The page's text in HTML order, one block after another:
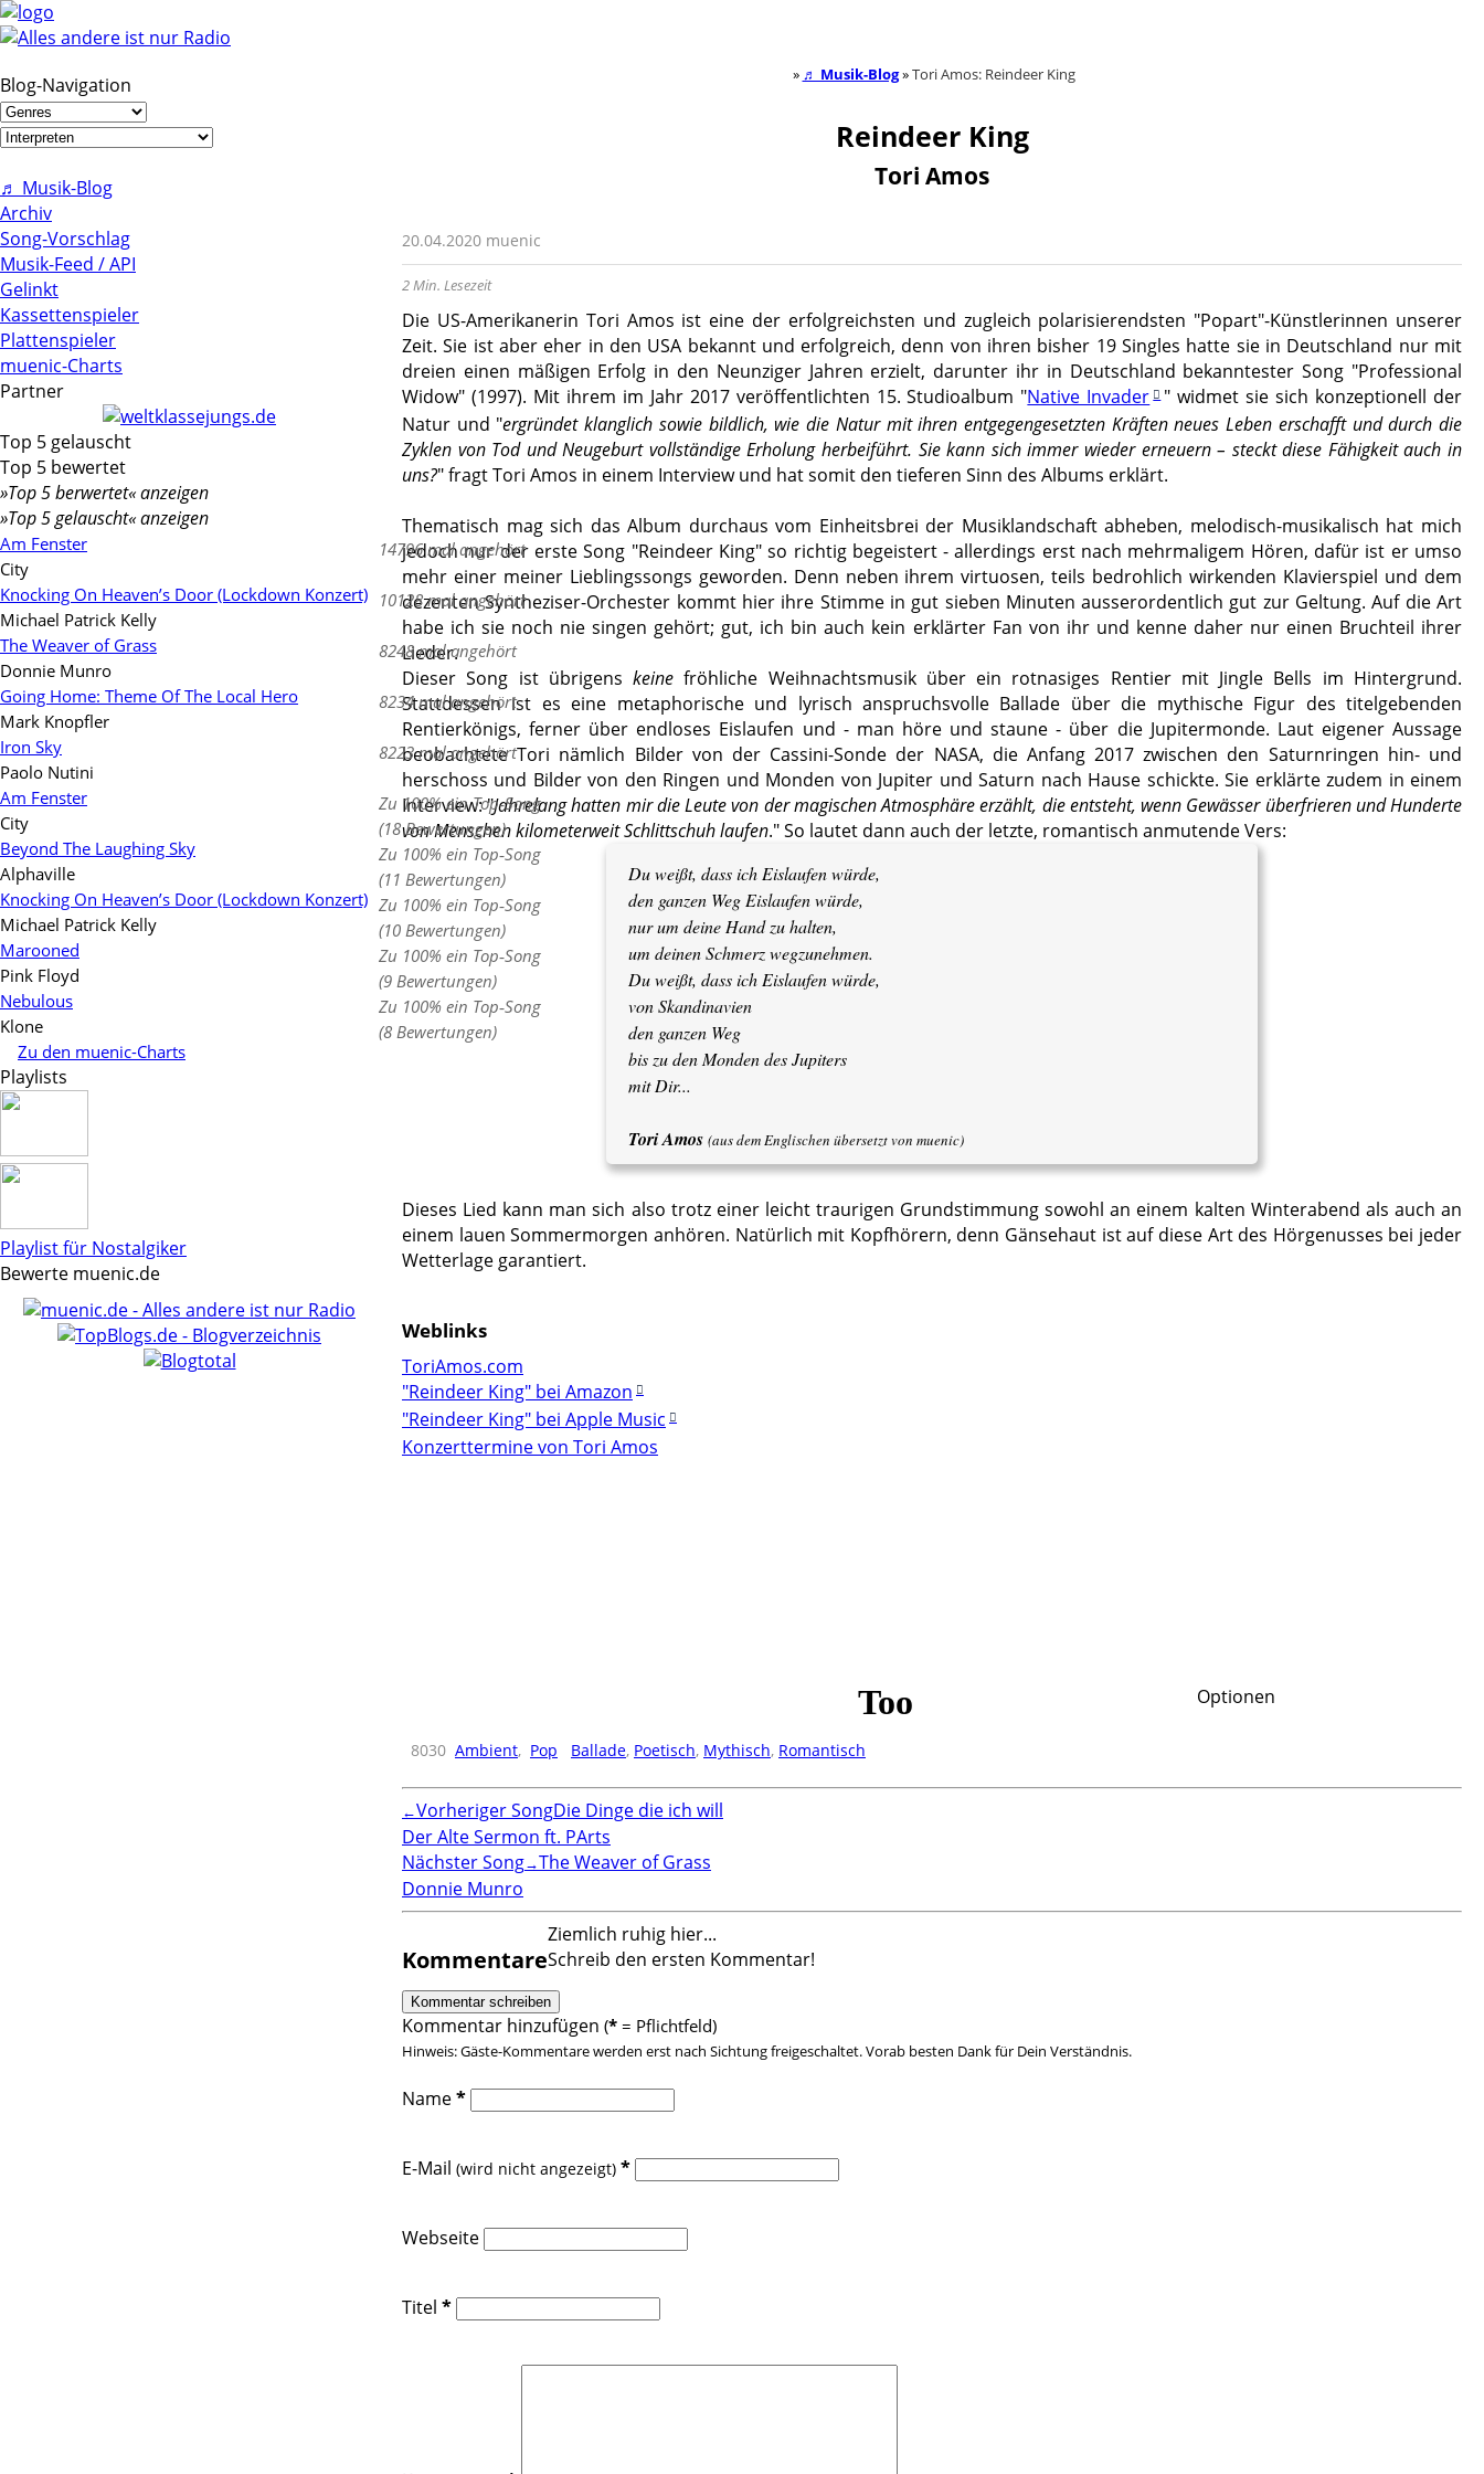
» ♬ Musik-Blog»Tori Amos: Reindeer King
Reindeer King
Tori Amos
20.04.2020 muenic
2 Min. Lesezeit
Die US-Amerikanerin Tori Amos ist eine der erfolgreichsten und zugleich polarisierendsten "Popart"-Künstlerinnen unserer
Zeit. Sie ist aber eher in den USA bekannt und erfolgreich, denn von ihren bisher 19 Singles hatte sie in Deutschland nur mit
dreien einen mäßigen Erfolg in den Neunziger Jahren erzielt, darunter ihr in Deutschland bekanntester Song "Professional
Widow" (1997). Mit ihrem im Jahr 2017 veröffentlichten 15. Studioalbum "Native Invader
" widmet sie sich konzeptionell der
Natur und "ergründet klanglich sowie bildlich, wie die Natur mit ihren entgegengesetzten Kräften neues Leben erschafft und durch die
Zyklen von Tod und Neugeburt vollständige Erholung herbeiführt. Sie kann sich immer wieder erneuern – steckt diese Fähigkeit auch in
uns?" fragt Tori Amos in einem Interview und hat somit den tieferen Sinn des Albums erklärt.
Thematisch mag sich das Album durchaus vom Einheitsbrei der Musiklandschaft abheben, melodisch-musikalisch hat mich
jedoch nur der erste Song "Reindeer King" so richtig begeistert - allerdings erst nach mehrmaligem Hören, dafür ist er umso
mehr einer meiner Lieblingssongs geworden. Denn neben ihrem virtuosen, teils bedrohlich wirkenden Klavierspiel und dem
dezenten Syntheziser-Orchester kommt hier ihre Stimme in gut sieben Minuten ausserordentlich gut zur Geltung. Auf die Art
habe ich sie noch nie singen gehört; gut, ich bin auch kein erklärter Fan von ihr und kenne daher nur einen Bruchteil ihrer
Lieder.
Dieser Song ist übrigenskeine fröhliche Weihnachtsmusik über ein rotnasiges Rentier mit Jingle Bells im Hintergrund.
Stattdessen ist es eine metaphorische und lyrisch anspruchsvolle Ballade über die mythische Figur des titelgebenden
Rentierkönigs, ferner über endloses Eislaufen und - man höre und staune - über die Jupitermonde. Laut eigener Aussage
beobachtete Tori nämlich Bilder von der Cassini-Sonde der NASA, die Anfang 2017 zwischen den Saturnringen hin- und
herschoss und Bilder von den Ringen und Monden von Jupiter und Saturn nach Hause schickte. Sie erklärte zudem in einem
Interview: "Jahrelang hatten mir die Leute von der magischen Atmosphäre erzählt, die entsteht, wenn Gewässer überfrieren und Hunderte
von Menschen kilometerweit Schlittschuh laufen." So lautet dann auch der letzte, romantisch anmutende Vers:
Du weißt, dass ich Eislaufen würde,
den ganzen Weg Eislaufen würde,
nur um deine Hand zu halten,
um deinen Schmerz wegzunehmen.
Du weißt, dass ich Eislaufen würde,
von Skandinavien
den ganzen Weg
bis zu den Monden des Jupiters
mit Dir...
Tori Amos (aus dem Englischen übersetzt von muenic)
Dieses Lied kann man sich also trotz einer leicht traurigen Grundstimmung sowohl an einem kalten Winterabend als auch an
einem lauen Sommermorgen anhören. Natürlich mit Kopfhörern, denn Gänsehaut ist auf diese Art des Hörgenusses bei jeder
Wetterlage garantiert.
Weblinks
ToriAmos.com
"Reindeer King" bei Amazon
"Reindeer King" bei Apple Music
Konzerttermine von Tori Amos
Optionen
8030 Ambient, Pop Ballade, Poetisch, Mythisch, Romantisch
←Vorheriger SongDie Dinge die ich will
Der Alte Sermon ft. PArts
Nächster Song→The Weaver of Grass
Donnie Munro
Kommentare
Ziemlich ruhig hier...
Schreib den ersten Kommentar!
Kommentar hinzufügen (* = Pflichtfeld)
Hinweis: Gäste-Kommentare werden erst nach Sichtung freigeschaltet. Vorab besten Dank für Dein Verständnis.
Name*
E-Mail (wird nicht angezeigt) *
Webseite
Titel *
Blog-Navigation
♬ Musik-Blog
Archiv
Song-Vorschlag
Musik-Feed / API
Gelinkt
Kassettenspieler
Plattenspieler
muenic-Charts
Partner
Top 5 gelauscht
Top 5 bewertet
»Top 5 berwertet« anzeigen
»Top 5 gelauscht« anzeigen
Am Fenster
14796 mal angehört
City
Knocking On Heaven’s Door (Lockdown Konzert) 10128 mal angehört
Michael Patrick Kelly
The Weaver of Grass
8248 mal angehört
Donnie Munro
Going Home: Theme Of The Local Hero
8234 mal angehört
Mark Knopfler
Iron Sky
8223 mal angehört
Paolo Nutini
Am Fenster
Zu 100% ein Top‑Song
(18 Bewertungen)
City
Beyond The Laughing Sky
Zu 100% ein Top‑Song
(11 Bewertungen)
Alphaville
Knocking On Heaven’s Door (Lockdown Konzert) Zu 100% ein Top‑Song
(10 Bewertungen)
Michael Patrick Kelly
Marooned
Zu 100% ein Top‑Song
(9 Bewertungen)
Pink Floyd
Nebulous
Zu 100% ein Top‑Song
(8 Bewertungen)
Klone
Zu den muenic-Charts
Playlists
Playlist für Nostalgiker
Bewerte muenic.de